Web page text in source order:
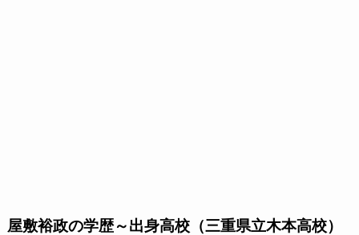
屋敷裕政の学歴～出身高校（三重県立木本高校）